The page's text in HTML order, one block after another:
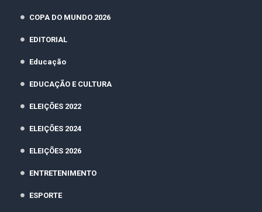
COPA DO MUNDO 2026
EDITORIAL
Educação
EDUCAÇÃO E CULTURA
ELEIÇÕES 2022
ELEIÇÕES 2024
ELEIÇÕES 2026
ENTRETENIMENTO
ESPORTE